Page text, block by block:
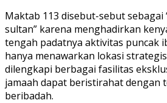
Maktab 113 disebut-sebut sebagai
sultan” karena menghadirkan
tengah padatnya aktivitas puncak
hanya menawarkan lokasi
dilengkapi berbagai fasilitas
jamaah dapat beristirahat dengan
beribadah.